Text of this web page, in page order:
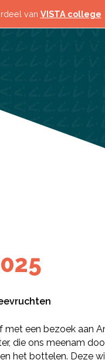
van VISTA college
een bezoek aan
die ons meenam
het bottelen. Deze